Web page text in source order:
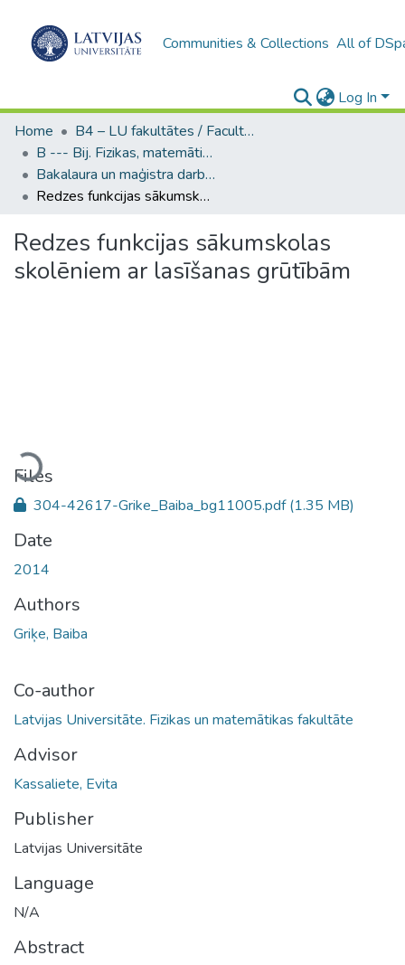
Communities & Collections All of
Log In
Home
B4 – LU fakultātes / Faculties of the UL
B --- Bij. Fizikas, matemātikas un optometrijas fakultātes studentu noslēguma darbi / Faculty of Physics, Mathematics and Optometry - Graduate works
Bakalaura un maģistra darbi (FMOF) / Bachelor's and Master's theses
Redzes funkcijas sākumskolas skolēniem ar lasīšanas grūtībām
Redzes funkcijas sākumskolas
skolēniem ar lasīšanas grūtībām
Loading...
Files
304-42617-Grike_Baiba_bg11005.pdf(1.35 MB)
Date
2014
Authors
Griķe, Baiba
Co-author
Latvijas Universitāte. Fizikas un matemātikas fakultāte
Advisor
Kassaliete, Evita
Publisher
Latvijas Universitāte
Language
N/A
Abstract